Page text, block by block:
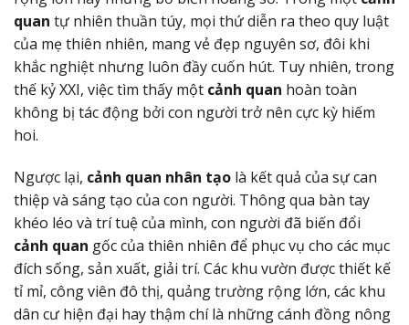
quan tự nhiên thuần túy, mọi thứ diễn ra theo quy luật
của mẹ thiên nhiên, mang vẻ đẹp nguyên sơ, đôi khi
khắc nghiệt nhưng luôn đầy cuốn hút. Tuy nhiên, trong
thế kỷ XXI, việc tìm thấy một cảnh quan hoàn toàn
không bị tác động bởi con người trở nên cực kỳ hiếm
hoi.
Ngược lại, cảnh quan nhân tạo là kết quả của sự can
thiệp và sáng tạo của con người. Thông qua bàn tay
khéo léo và trí tuệ của mình, con người đã biến đổi
cảnh quan gốc của thiên nhiên để phục vụ cho các mục
đích sống, sản xuất, giải trí. Các khu vườn được thiết kế
tỉ mỉ, công viên đô thị, quảng trường rộng lớn, các khu
dân cư hiện đại hay thậm chí là những cánh đồng nông